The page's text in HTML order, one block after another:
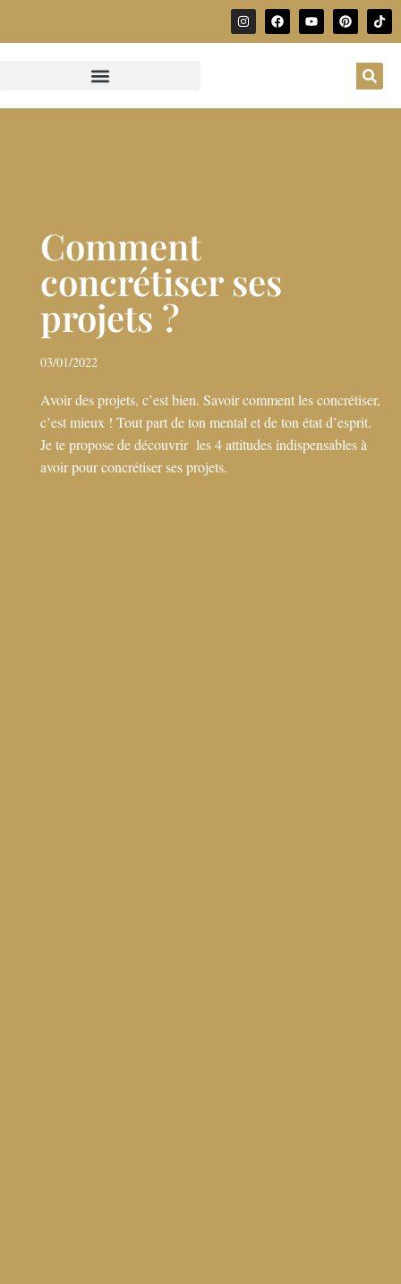
Comment
concrétiser ses
projets ?
03/01/2022
Avoir des projets, c’est bien. Savoir comment les concrétiser,
c’est mieux ! Tout part de ton mental et de ton état d’esprit.
Je te propose de découvrir les 4 attitudes indispensables à
avoir pour concrétiser ses projets.